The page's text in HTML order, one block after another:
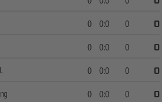
0 0:0 0
0
0 0:0 0
0
0 0:0 0
0
0 0:0 0 0